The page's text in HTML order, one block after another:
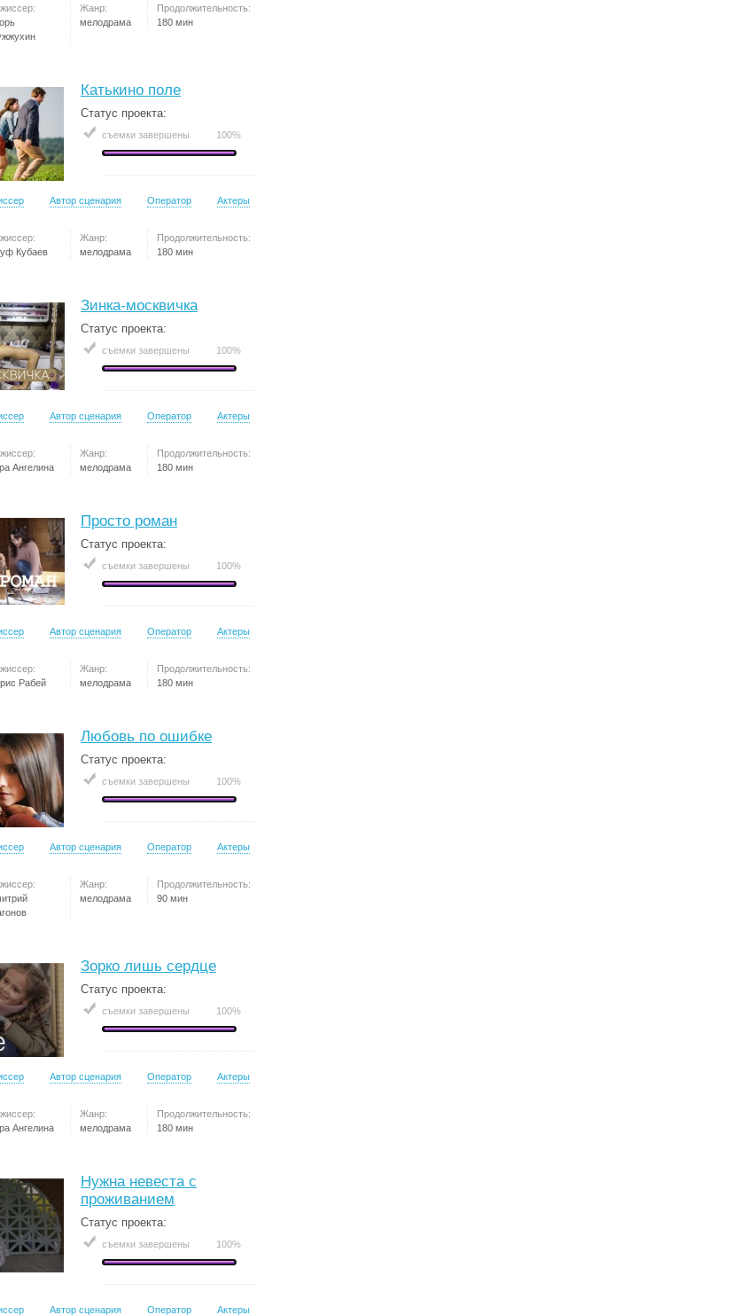
Жанр:
мелодрама
Продолжительность:
180 мин
Катькино поле
Статус проекта:
съемки завершены 100%
Автор сценария Оператор Актеры
Кубаев
Жанр:
мелодрама
Продолжительность:
180 мин
Зинка-москвичка
Статус проекта:
съемки завершены 100%
Автор сценария Оператор Актеры
Ангелина
Жанр:
мелодрама
Продолжительность:
180 мин
Просто роман
Статус проекта:
съемки завершены 100%
Автор сценария Оператор Актеры
Рабей
Жанр:
мелодрама
Продолжительность:
180 мин
Любовь по ошибке
Статус проекта:
съемки завершены 100%
Автор сценария Оператор Актеры
Жанр:
мелодрама
Продолжительность:
90 мин
Зорко лишь сердце
Статус проекта:
съемки завершены 100%
Автор сценария Оператор Актеры
Ангелина
Жанр:
мелодрама
Продолжительность:
180 мин
Нужна невеста с
проживанием
Статус проекта:
съемки завершены 100%
Автор сценария Оператор Актеры